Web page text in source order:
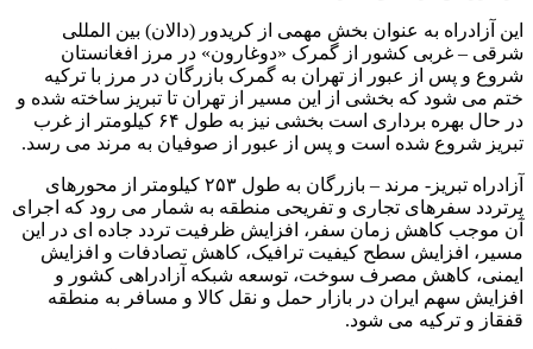
این آزادراه به عنوان بخش مهمی از کریدور (دالان) بین المللی
شرقی – غربی کشور از گمرک «دوغارون» در مرز افغانستان
شروع و پس از عبور از تهران به گمرک بازرگان در مرز با ترکیه
ختم می شود که بخشی از این مسیر از تهران تا تبریز ساخته شده و
در حال بهره برداری است بخشی نیز به طول ۶۴ کیلومتر از غرب
تبریز شروع شده است و پس از عبور از صوفیان به مرند می رسد.
آزادراه تبریز- مرند – بازرگان به طول ۲۵۳ کیلومتر از محورهای
پرتردد سفرهای تجاری و تفریحی منطقه به شمار می رود که اجرای
آن موجب کاهش زمان سفر، افزایش ظرفیت تردد جاده ای در این
مسیر، افزایش سطح کیفیت ترافیک، کاهش تصادفات و افزایش
ایمنی، کاهش مصرف سوخت، توسعه شبکه آزادراهی کشور و
افزایش سهم ایران در بازار حمل و نقل کالا و مسافر به منطقه
قفقاز و ترکیه می شود.